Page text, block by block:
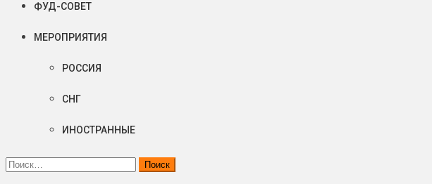
ФУД-СОВЕТ
МЕРОПРИЯТИЯ
РОССИЯ
СНГ
ИНОСТРАННЫЕ
Найти: